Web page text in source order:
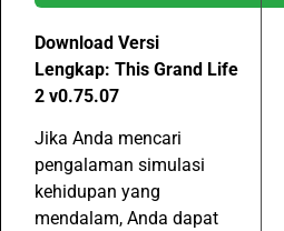
Download Versi
Lengkap: This Grand Life
2 v0.75.07
Jika Anda mencari
pengalaman simulasi
kehidupan yang
mendalam, Anda dapat